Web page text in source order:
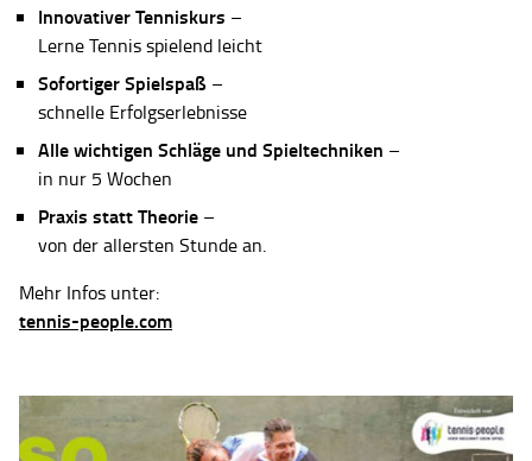
Innovativer Tenniskurs –
Lerne Tennis spielend leicht
Sofortiger Spielspaß –
schnelle Erfolgserlebnisse
Alle wichtigen Schläge und Spieltechniken –
in nur 5 Wochen
Praxis statt Theorie –
von der allersten Stunde an.
Mehr Infos unter:
tennis-people.com